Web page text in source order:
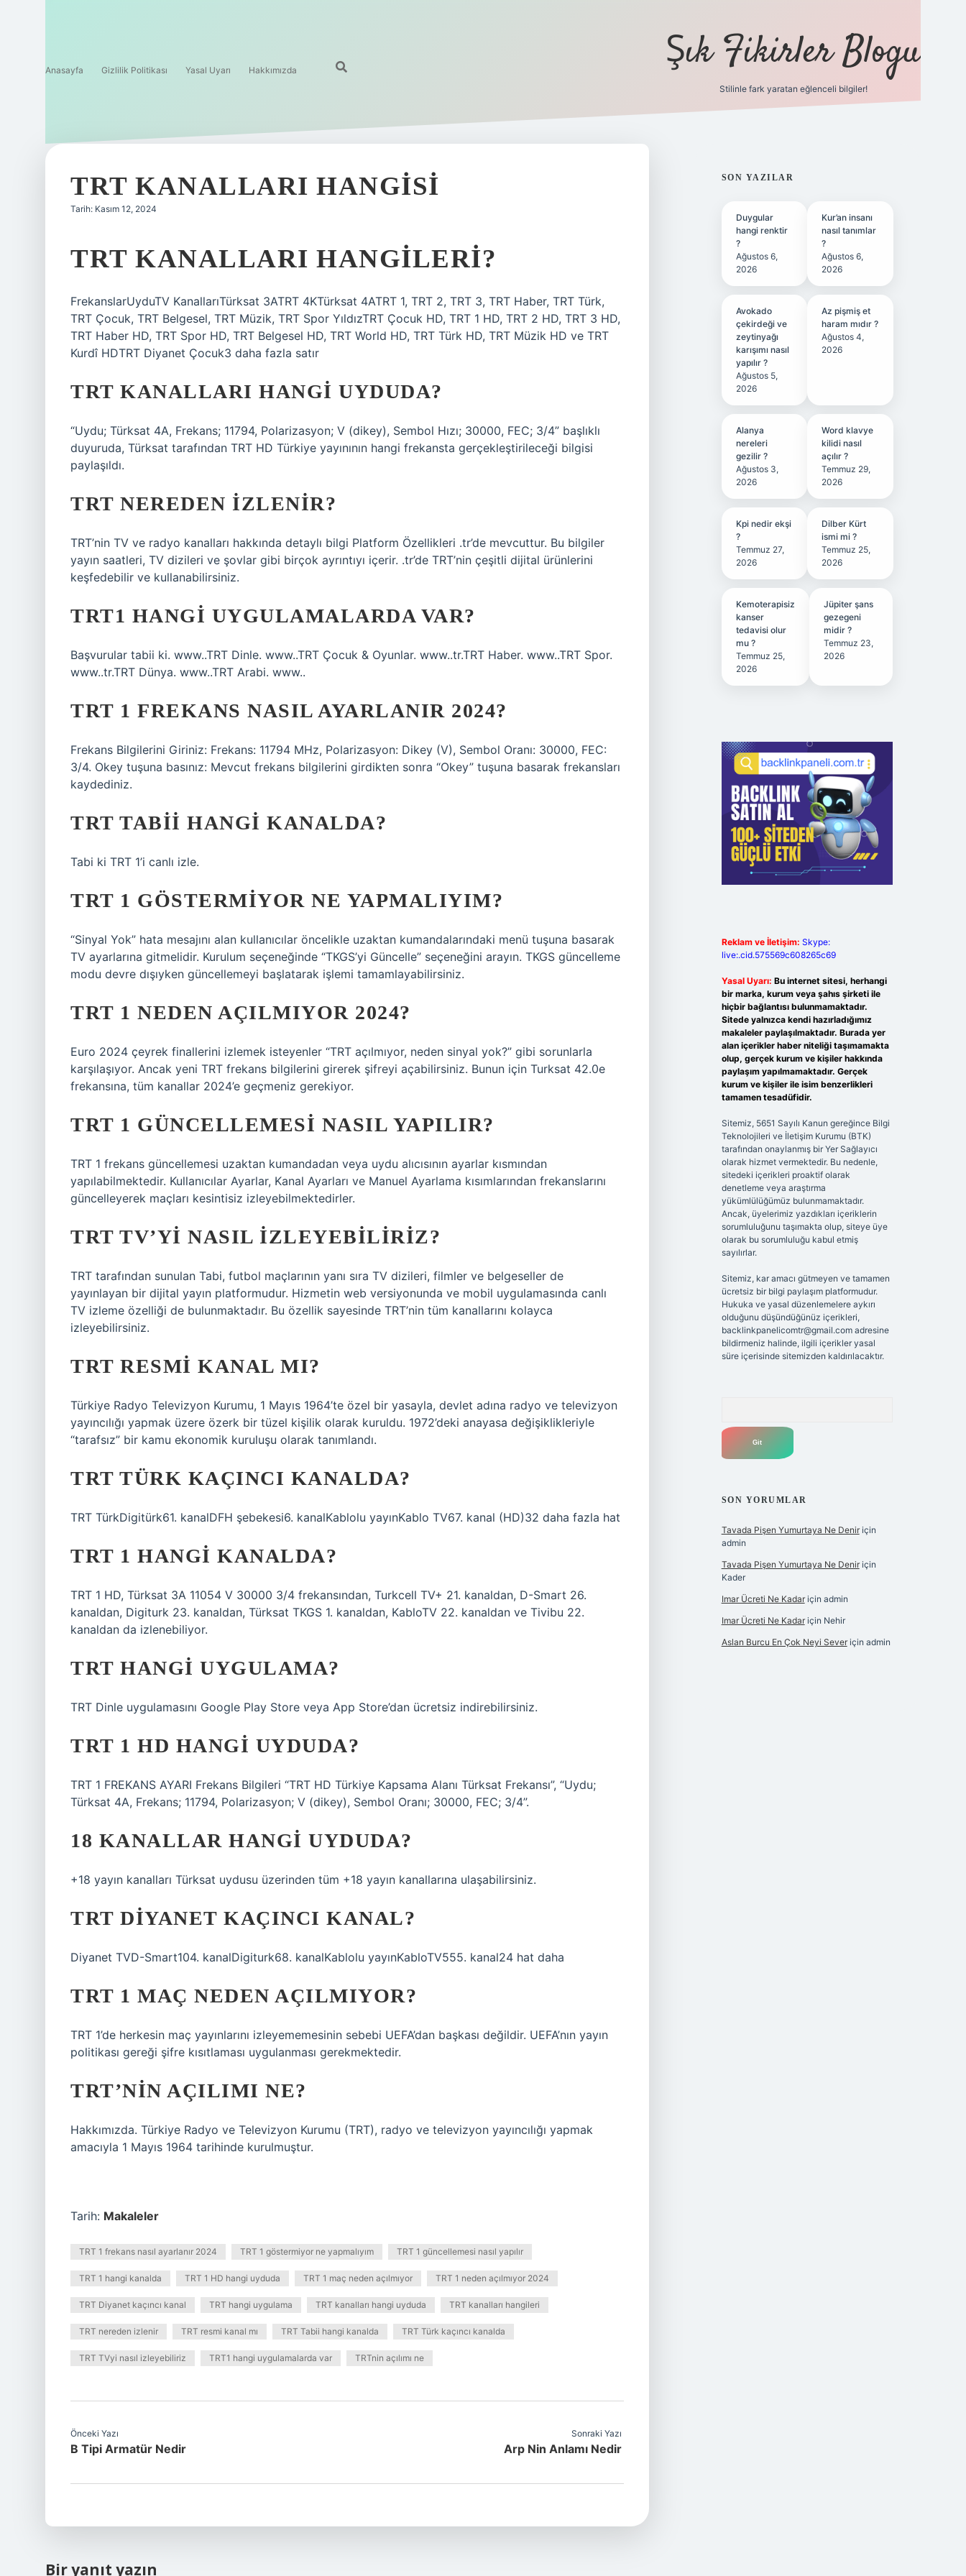
Anasayfa Gizlilik Politikası Yasal Uyarı Hakkımızda Şık Fikirler Blogu
Stilinle fark yaratan eğlenceli bilgiler!
TRT KANALLARI HANGISI
Tarih: Kasım 12, 2024
TRT KANALLARI HANGILERI?
FrekanslarUyduTV KanallarıTürksat 3ATRT 4KTürksat 4ATRT 1, TRT 2, TRT 3, TRT Haber, TRT Türk,
TRT Çocuk, TRT Belgesel, TRT Müzik, TRT Spor YıldızTRT Çocuk HD, TRT 1 HD, TRT 2 HD, TRT 3 HD,
TRT Haber HD, TRT Spor HD, TRT Belgesel HD, TRT World HD, TRT Türk HD, TRT Müzik HD ve TRT
Kurdî HDTRT Diyanet Çocuk3 daha fazla satır
TRT KANALLARI HANGI UYDUDA?
“Uydu; Türksat 4A, Frekans; 11794, Polarizasyon; V (dikey), Sembol Hızı; 30000, FEC; 3/4” başlıklı
duyuruda, Türksat tarafından TRT HD Türkiye yayınının hangi frekansta gerçekleştirileceği bilgisi
paylaşıldı.
TRT NEREDEN IZLENIR?
TRT’nin TV ve radyo kanalları hakkında detaylı bilgi Platform Özellikleri .tr’de mevcuttur. Bu bilgiler
yayın saatleri, TV dizileri ve şovlar gibi birçok ayrıntıyı içerir. .tr’de TRT’nin çeşitli dijital ürünlerini
keşfedebilir ve kullanabilirsiniz.
TRT1 HANGI UYGULAMALARDA VAR?
Başvurular tabii ki. www..TRT Dinle. www..TRT Çocuk & Oyunlar. www..tr.TRT Haber. www..TRT Spor.
www..tr.TRT Dünya. www..TRT Arabi. www..
TRT 1 FREKANS NASIL AYARLANIR 2024?
Frekans Bilgilerini Giriniz: Frekans: 11794 MHz, Polarizasyon: Dikey (V), Sembol Oranı: 30000, FEC:
3/4. Okey tuşuna basınız: Mevcut frekans bilgilerini girdikten sonra “Okey” tuşuna basarak frekansları
kaydediniz.
TRT TABII HANGI KANALDA?
Tabi ki TRT 1’i canlı izle.
TRT 1 GÖSTERMIYOR NE YAPMALIYIM?
“Sinyal Yok” hata mesajını alan kullanıcılar öncelikle uzaktan kumandalarındaki menü tuşuna basarak
TV ayarlarına gitmelidir. Kurulum seçeneğinde “TKGS’yi Güncelle” seçeneğini arayın. TKGS güncelleme
modu devre dışıyken güncellemeyi başlatarak işlemi tamamlayabilirsiniz.
TRT 1 NEDEN AÇILMIYOR 2024?
Euro 2024 çeyrek finallerini izlemek isteyenler “TRT açılmıyor, neden sinyal yok?” gibi sorunlarla
karşılaşıyor. Ancak yeni TRT frekans bilgilerini girerek şifreyi açabilirsiniz. Bunun için Turksat 42.0e
frekansına, tüm kanallar 2024’e geçmeniz gerekiyor.
TRT 1 GÜNCELLEMESI NASIL YAPILIR?
TRT 1 frekans güncellemesi uzaktan kumandadan veya uydu alıcısının ayarlar kısmından
yapılabilmektedir. Kullanıcılar Ayarlar, Kanal Ayarları ve Manuel Ayarlama kısımlarından frekanslarını
güncelleyerek maçları kesintisiz izleyebilmektedirler.
TRT TV’YI NASIL IZLEYEBILIRIZ?
TRT tarafından sunulan Tabi, futbol maçlarının yanı sıra TV dizileri, filmler ve belgeseller de
yayınlayan bir dijital yayın platformudur. Hizmetin web versiyonunda ve mobil uygulamasında canlı
TV izleme özelliği de bulunmaktadır. Bu özellik sayesinde TRT’nin tüm kanallarını kolayca
izleyebilirsiniz.
TRT RESMI KANAL MI?
Türkiye Radyo Televizyon Kurumu, 1 Mayıs 1964’te özel bir yasayla, devlet adına radyo ve televizyon
yayıncılığı yapmak üzere özerk bir tüzel kişilik olarak kuruldu. 1972’deki anayasa değişiklikleriyle
“tarafsız” bir kamu ekonomik kuruluşu olarak tanımlandı.
TRT TÜRK KAÇINCI KANALDA?
TRT TürkDigitürk61. kanalDFH şebekesi6. kanalKablolu yayınKablo TV67. kanal (HD)32 daha fazla hat
TRT 1 HANGI KANALDA?
TRT 1 HD, Türksat 3A 11054 V 30000 3/4 frekansından, Turkcell TV+ 21. kanaldan, D-Smart 26.
kanaldan, Digiturk 23. kanaldan, Türksat TKGS 1. kanaldan, KabloTV 22. kanaldan ve Tivibu 22.
kanaldan da izlenebiliyor.
TRT HANGI UYGULAMA?
TRT Dinle uygulamasını Google Play Store veya App Store’dan ücretsiz indirebilirsiniz.
TRT 1 HD HANGI UYDUDA?
TRT 1 FREKANS AYARI Frekans Bilgileri “TRT HD Türkiye Kapsama Alanı Türksat Frekansı”, “Uydu;
Türksat 4A, Frekans; 11794, Polarizasyon; V (dikey), Sembol Oranı; 30000, FEC; 3/4”.
18 KANALLAR HANGI UYDUDA?
+18 yayın kanalları Türksat uydusu üzerinden tüm +18 yayın kanallarına ulaşabilirsiniz.
TRT DIYANET KAÇINCI KANAL?
Diyanet TVD-Smart104. kanalDigiturk68. kanalKablolu yayınKabloTV555. kanal24 hat daha
TRT 1 MAÇ NEDEN AÇILMIYOR?
TRT 1’de herkesin maç yayınlarını izleyememesinin sebebi UEFA’dan başkası değildir. UEFA’nın yayın
politikası gereği şifre kısıtlaması uygulanması gerekmektedir.
TRT’NIN AÇILIMI NE?
Hakkımızda. Türkiye Radyo ve Televizyon Kurumu (TRT), radyo ve televizyon yayıncılığı yapmak
amacıyla 1 Mayıs 1964 tarihinde kurulmuştur.
Tarih: Makaleler
TRT 1 frekans nasıl ayarlanır 2024 TRT 1 göstermiyor ne yapmalıyım TRT 1 güncellemesi nasıl yapılır
TRT 1 hangi kanalda TRT 1 HD hangi uyduda TRT 1 maç neden açılmıyor TRT 1 neden açılmıyor 2024
TRT Diyanet kaçıncı kanal TRT hangi uygulama TRT kanalları hangi uyduda TRT kanalları hangileri
TRT nereden izlenir TRT resmi kanal mı TRT Tabii hangi kanalda TRT Türk kaçıncı kanalda
TRT TVyi nasıl izleyebiliriz TRT1 hangi uygulamalarda var TRTnin açılımı ne
Önceki Yazı
B Tipi Armatür Nedir
Sonraki Yazı
Arp Nin Anlamı Nedir
Bir yanıt yazın
SIDEBAR
SON YAZILAR
Duygular
hangi renktir
?
Ağustos 6,
2026
Kur’an insanı
nasıl tanımlar
?
Ağustos 6,
2026
Avokado
çekirdeği ve
zeytinyağı
karışımı nasıl
yapılır ?
Ağustos 5,
2026
Az pişmiş et
haram mıdır ?
Ağustos 4,
2026
Alanya
nereleri
gezilir ?
Ağustos 3,
2026
Word klavye
kilidi nasıl
açılır ?
Temmuz 29,
2026
Kpi nedir ekşi
?
Temmuz 27,
2026
Dilber Kürt
ismi mi ?
Temmuz 25,
2026
Kemoterapisiz
kanser
tedavisi olur
mu ?
Temmuz 25,
2026
Jüpiter şans
gezegeni
midir ?
Temmuz 23,
2026
Reklam ve İletişim: Skype:
live:.cid.575569c608265c69
Yasal Uyarı: Bu internet sitesi, herhangi
bir marka, kurum veya şahıs şirketi ile
hiçbir bağlantısı bulunmamaktadır.
Sitede yalnızca kendi hazırladığımız
makaleler paylaşılmaktadır. Burada yer
alan içerikler haber niteliği taşımamakta
olup, gerçek kurum ve kişiler hakkında
paylaşım yapılmamaktadır. Gerçek
kurum ve kişiler ile isim benzerlikleri
tamamen tesadüfidir.
Sitemiz, 5651 Sayılı Kanun gereğince Bilgi
Teknolojileri ve İletişim Kurumu (BTK)
tarafından onaylanmış bir Yer Sağlayıcı
olarak hizmet vermektedir. Bu nedenle,
sitedeki içerikleri proaktif olarak
denetleme veya araştırma
yükümlülüğümüz bulunmamaktadır.
Ancak, üyelerimiz yazdıkları içeriklerin
sorumluluğunu taşımakta olup, siteye üye
olarak bu sorumluluğu kabul etmiş
sayılırlar.
Sitemiz, kar amacı gütmeyen ve tamamen
ücretsiz bir bilgi paylaşım platformudur.
Hukuka ve yasal düzenlemelere aykırı
olduğunu düşündüğünüz içerikleri,
backlinkpanelicomtr@gmail.comadresine
bildirmeniz halinde, ilgili içerikler yasal
süre içerisinde sitemizden kaldırılacaktır.
SON YORUMLAR
Tavada Pişen Yumurtaya Ne Deniriçin
admin
Tavada Pişen Yumurtaya Ne Deniriçin
Kader
Imar Ücreti Ne Kadariçin admin
Imar Ücreti Ne Kadariçin Nehir
Aslan Burcu En Çok Neyi Severiçin admin